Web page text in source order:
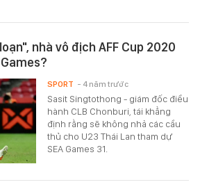
nhà vô địch AFF Cup 2020
Sasit Singtothong - giám đốc điều
hành CLB Chonburi, tái khẳng
định rằng sẽ không nhả các cầu
thủ cho U23 Thái Lan tham dự
SEA Games 31.
SPORT - 4 năm trước